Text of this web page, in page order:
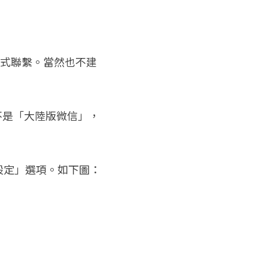
聯繫。當然也不建
「大陸版微信」，
」選項。如下圖：